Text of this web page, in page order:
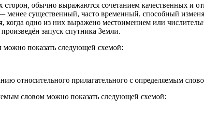
сторон, обычно выражаются сочетанием качественных и
существенный, часто временный, способный
одно из них выражено местоимением или
запуск спутника Земли.
показать следующей схемой:
относительного прилагательного с определяемым
словом можно показать следующей схемой: